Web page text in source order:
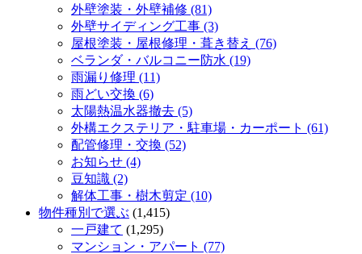
外壁塗装・外壁補修 (81)
外壁サイディング工事 (3)
屋根塗装・屋根修理・葺き替え (76)
ベランダ・バルコニー防水 (19)
雨漏り修理 (11)
雨どい交換 (6)
太陽熱温水器撤去 (5)
外構エクステリア・駐車場・カーポート (61)
配管修理・交換 (52)
お知らせ (4)
豆知識 (2)
解体工事・樹木剪定 (10)
物件種別で選ぶ (1,415)
一戸建て (1,295)
マンション・アパート (77)